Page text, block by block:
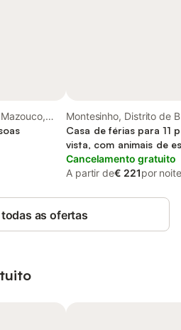
Montesinho, Distrito de
Casa de férias para 11
vista, com animais de
Cancelamento gratuito
A partir de€ 221por noite
as ofertas